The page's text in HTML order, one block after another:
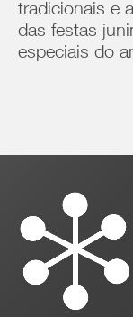
tradicionais e
das festas
especiais do